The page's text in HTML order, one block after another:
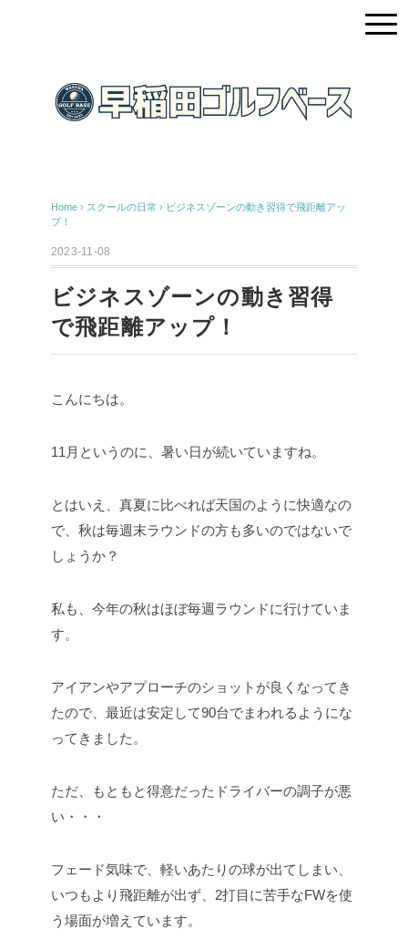
Home › スクールの日常 › ビジネスゾーンの動き習得で飛距離アッ
プ！
2023-11-08
ビジネスゾーンの動き習得
で飛距離アップ！
こんにちは。
11月というのに、暑い日が続いていますね。
とはいえ、真夏に比べれば天国のように快適なの
で、秋は毎週末ラウンドの方も多いのではないで
しょうか？
私も、今年の秋はほぼ毎週ラウンドに行けていま
す。
アイアンやアプローチのショットが良くなってき
たので、最近は安定して90台でまわれるようにな
ってきました。
ただ、もともと得意だったドライバーの調子が悪
い・・・
フェード気味で、軽いあたりの球が出てしまい、
いつもより飛距離が出ず、2打目に苦手なFWを使
う場面が増えています。